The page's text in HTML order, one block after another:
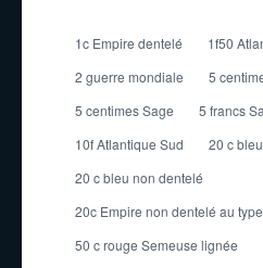
1c Empire dentelé
1f50
2 guerre mondiale
5
5 centimes Sage
5 francs
10f Atlantique Sud
20 c bleu
20 c bleu non dentelé
20c Empire non dentelé au
50 c rouge Semeuse lignée